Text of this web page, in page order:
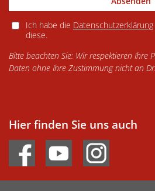
Ich habe die Datenschutzerklärung
diese.
Bitte beachten Sie: Wir respektieren Ihre
Daten ohne Ihre Zustimmung nicht an
Hier finden Sie uns auch